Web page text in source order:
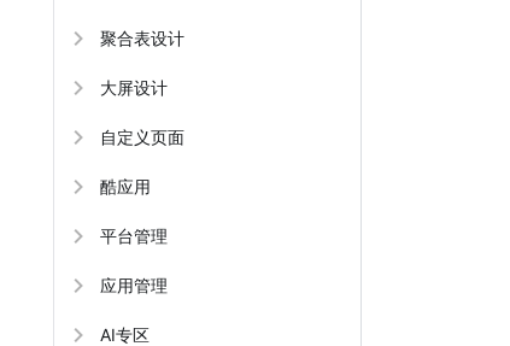
聚合表设计
大屏设计
自定义页面
酷应用
平台管理
应用管理
AI专区